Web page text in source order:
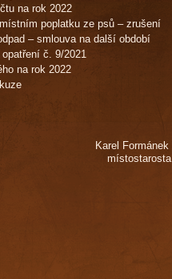
na rok 2022
poplatku ze psů – zrušení
– smlouva na další období
č. 9/2021
na rok 2022
Karel Formánek
místostarosta